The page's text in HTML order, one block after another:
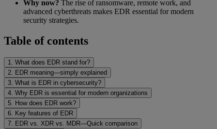
Why now? The rise of ransomware, remote work, and
advanced cyberthreats makes EDR essential for modern
security strategies.
Table of contents
1. What does EDR stand for?
2. EDR meaning—simply explained
3. What is EDR in cybersecurity?
4. Why EDR is essential for modern organizations
5. How does EDR work?
6. Key features of EDR
7. EDR vs. XDR vs. MDR—Quick comparison